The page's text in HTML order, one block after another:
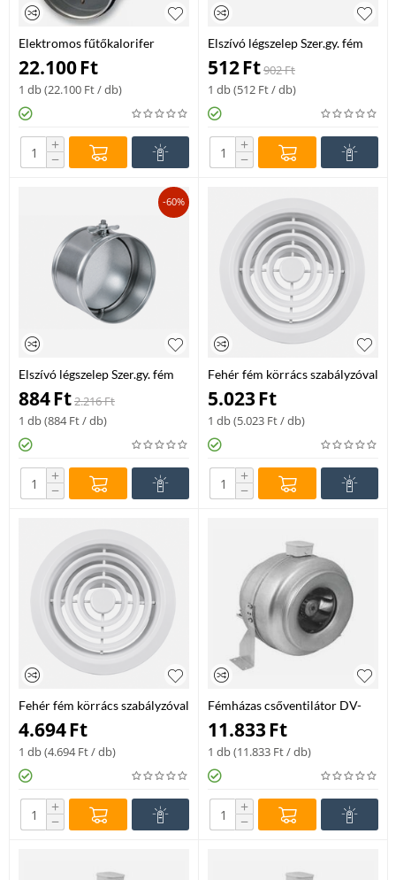
Elektromos fűtőkalorifer
NA315 4,5kW
22.100Ft
1 db (22.100 Ft/ db)
+
−
Elszívó légszelep Szer.gy. fém
KW-RM-080
512Ft902Ft
1 db (512 Ft/ db)
+
−
-60%
Elszívó légszelep Szer.gy. fém
KW-RM-150
884Ft2.216Ft
1 db (884Ft/ db)
+
−
Fehér fém körrács szabályzóval
NCD-250
5.023Ft
1 db (5.023 Ft/ db)
+
−
Fehér fém körrács szabályzóval
NCD-315
4.694Ft
1 db (4.694Ft/ db)
+
−
Fémházas csőventilátor DV-
150
11.833Ft
1 db (11.833 Ft/ db)
+
−